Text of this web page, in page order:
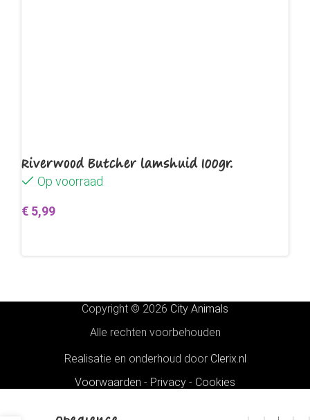
Riverwood Butcher lamshuid 100gr.
Op voorraad
€ 5,99
Copyright © 2026 City Animals
Alle rechten voorbehouden
Realisatie en onderhoud door Clerix.nl
Voorwaarden - Privacy - Cookies